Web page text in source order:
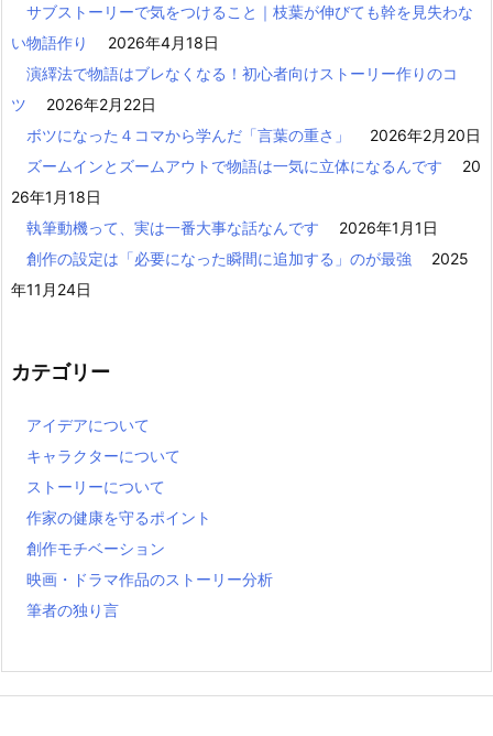
サブストーリーで気をつけること｜枝葉が伸びても幹を見失わな
い物語作り
2026年4月18日
演繹法で物語はブレなくなる！初心者向けストーリー作りのコ
ツ
2026年2月22日
ボツになった４コマから学んだ「言葉の重さ」
2026年2月20日
ズームインとズームアウトで物語は一気に立体になるんです
20
26年1月18日
執筆動機って、実は一番大事な話なんです
2026年1月1日
創作の設定は「必要になった瞬間に追加する」のが最強
2025
年11月24日
カテゴリー
アイデアについて
キャラクターについて
ストーリーについて
作家の健康を守るポイント
創作モチベーション
映画・ドラマ作品のストーリー分析
筆者の独り言